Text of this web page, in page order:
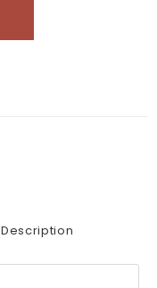
Description